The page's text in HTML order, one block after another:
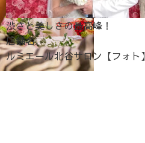
渋さと美しさの最高峰！
店舗名
ルミエール北谷サロン【フォト】